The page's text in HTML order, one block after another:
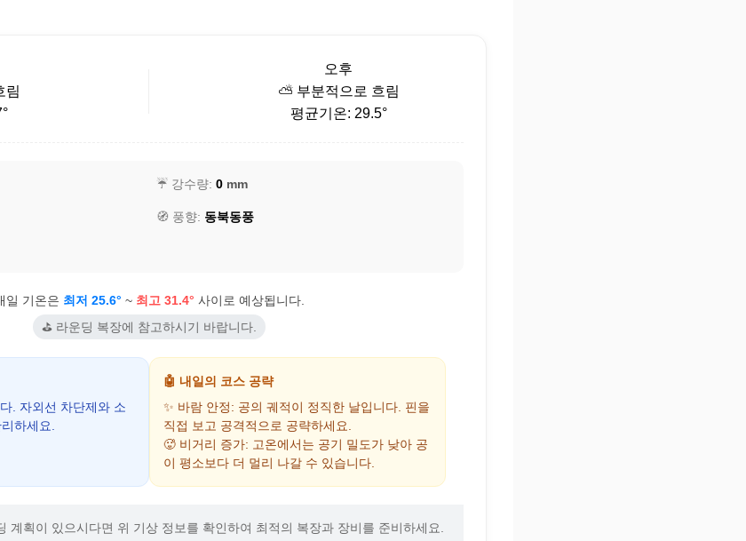
림
오후
⛅ 부분적으로 흐림
평균기온: 29.5°
☔ 강수량: 0 mm
🧭 풍향: 동북동풍
일 기온은 최저 25.6° ~ 최고 31.4° 사이로 예상됩니다.
⛳ 라운딩 복장에 참고하시기 바랍니다.
. 자외선 차단제와 소
하세요.
🤖 내일의 코스 공략
✨ 바람 안정: 공의 궤적이 정직한 날입니다. 핀을
직접 보고 공격적으로 공략하세요.
🥵 비거리 증가: 고온에서는 공기 밀도가 낮아 공
이 평소보다 더 멀리 나갈 수 있습니다.
계획이 있으시다면 위 기상 정보를 확인하여 최적의 복장과 장비를 준비하세요.